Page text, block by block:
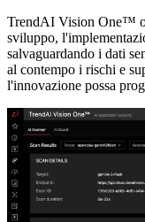
TrendAI Vision One™
sviluppo,
salvaguardando i dati
al contempo i rischi e
l'innovazione possa